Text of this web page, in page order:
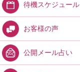
待機スケジュール
お客様の声
公開メール占い